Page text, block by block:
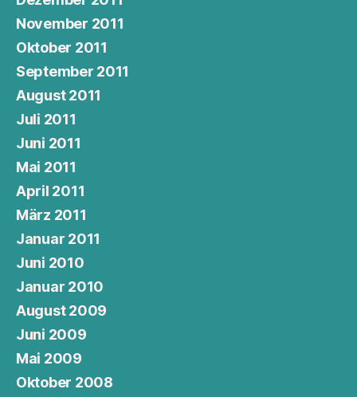
November 2011
Oktober 2011
September 2011
August 2011
Juli 2011
Juni 2011
Mai 2011
April 2011
März 2011
Januar 2011
Juni 2010
Januar 2010
August 2009
Juni 2009
Mai 2009
Oktober 2008